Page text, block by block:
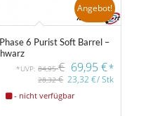
6 Purist Soft Barrel –
*UVP: 84,95€ 69,95€*
Angebot!
28,32€ 23,32€/Stk
- nicht verfügbar